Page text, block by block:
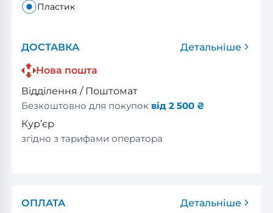
Пластик
ДОСТАВКА
Детальніше
Нова пошта
Відділення / Поштомат
Безкоштовно для покупок від 2 500 ₴
Кур’єр
згідно з тарифами оператора
ОПЛАТА
Детальніше